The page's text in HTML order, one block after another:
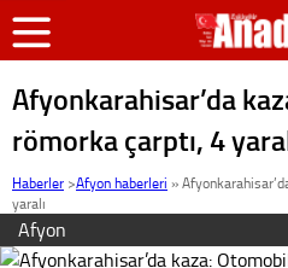
Afyonkarahisar’da
römorka çarptı, 4
Haberler >Afyon haberleri »
yaralı
Afyon